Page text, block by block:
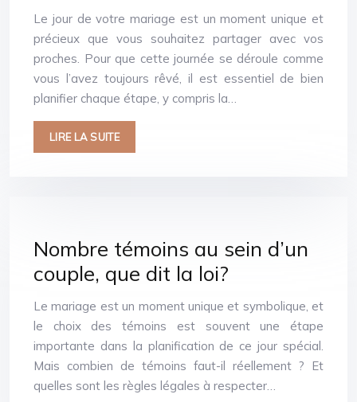
Le jour de votre mariage est un moment unique et
précieux que vous souhaitez partager avec vos
proches. Pour que cette journée se déroule comme
vous l’avez toujours rêvé, il est essentiel de bien
planifier chaque étape, y compris la…
LIRE LA SUITE
Nombre témoins au sein d’un
couple, que dit la loi?
Le mariage est un moment unique et symbolique, et
le choix des témoins est souvent une étape
importante dans la planification de ce jour spécial.
Mais combien de témoins faut-il réellement ? Et
quelles sont les règles légales à respecter…